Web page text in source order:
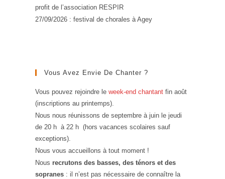
profit de l’association RESPIR
27/09/2026 : festival de chorales à Agey
Vous Avez Envie De Chanter ?
Vous pouvez rejoindre le week-end chantant fin août
(inscriptions au printemps).
Nous nous réunissons de septembre à juin le jeudi
de 20 h à 22 h (hors vacances scolaires sauf
exceptions).
Nous vous accueillons à tout moment !
Nous recrutons des basses, des ténors et des
sopranes : il n’est pas nécessaire de connaître la